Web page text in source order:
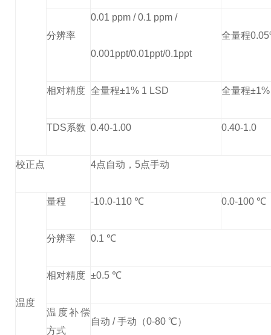
分辨率
0.01 ppm / 0.1 ppm /
0.001ppt/0.01ppt/0.1ppt
全量程
相对精度 全量程±1% 1 LSD 全量程
TDS系数 0.40-1.00 0.40-1.0
校正点 4点自动，5点手动
温度
量程 -10.0-110 ℃ 0.0-100 ℃
分辨率 0.1 ℃
相对精度 ±0.5 ℃
温度补偿
方式
自动 / 手动（0-80 ℃）